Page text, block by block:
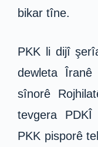
bikar tîne.
PKK li dijî
dewleta
sînorê
tevgera
PKK pisporê